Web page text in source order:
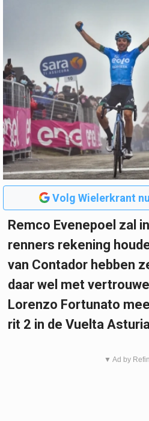
Volg Wielerkrant
Remco Evenepoel zal
renners rekening
van Contador hebben
daar wel met
Lorenzo Fortunato
rit 2 in de Vuelta
▼ Ad by